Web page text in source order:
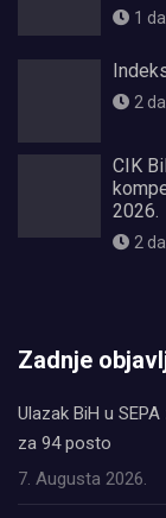
1
2
CIK
2026.
2
Zadnje
Ulazak BiH u
za 94 posto
7. Augusta 2026.